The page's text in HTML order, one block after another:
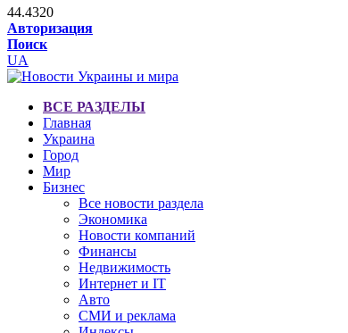
44.4320
Авторизация
Поиск
UA
ВСЕ РАЗДЕЛЫ
Главная
Украина
Город
Мир
Бизнес
Все новости раздела
Экономика
Новости компаний
Финансы
Недвижимость
Интернет и IT
Авто
СМИ и реклама